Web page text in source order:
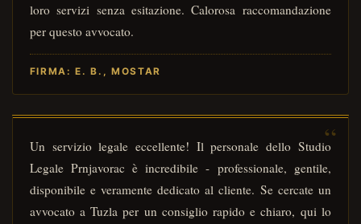
loro servizi senza esitazione. Calorosa raccomandazione
per questo avvocato.
FIRMA: E. B., MOSTAR
Un servizio legale eccellente! Il personale dello Studio
Legale Prnjavorac è incredibile - professionale, gentile,
disponibile e veramente dedicato al cliente. Se cercate un
avvocato a Tuzla per un consiglio rapido e chiaro, qui lo